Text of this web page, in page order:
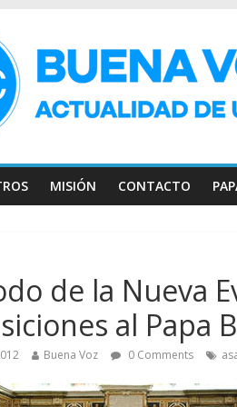
MISIÓN CONTACTO
de la Nueva
al Papa
Buena Voz 0 Comments